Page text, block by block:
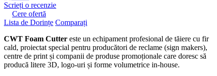
Scrieți o recenzie
Cere ofertă
Lista de Dorințe Comparați
CWT Foam Cutter este un echipament profesional de tăiere cu fir
cald, proiectat special pentru producători de reclame (sign makers),
centre de print și companii de produse promoționale care doresc să
producă litere 3D, logo-uri și forme volumetrice in-house.